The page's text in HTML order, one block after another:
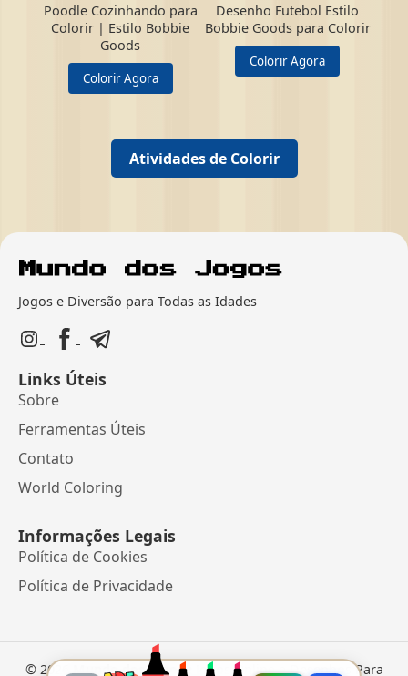
Poodle Cozinhando para
Colorir | Estilo Bobbie
Goods
Colorir Agora
Desenho Futebol Estilo
Bobbie Goods para Colorir
Colorir Agora
Atividades de Colorir
Jogos e Diversão para Todas as Idades
Links Úteis
Sobre
Ferramentas Úteis
Contato
World Coloring
Informações Legais
Política de Cookies
Política de Privacidade
© 2026 Mundo dos Jogos• Jogos Online e Desenhos Para